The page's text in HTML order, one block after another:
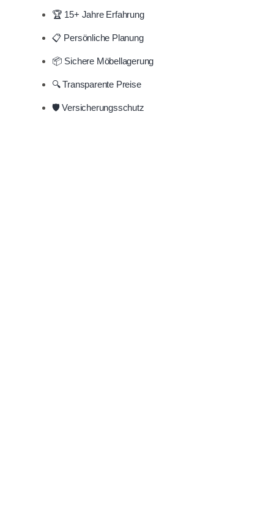
🏆 15+ Jahre Erfahrung
📋 Persönliche Planung
📦 Sichere Möbellagerung
🔍 Transparente Preise
🛡️ Versicherungsschutz